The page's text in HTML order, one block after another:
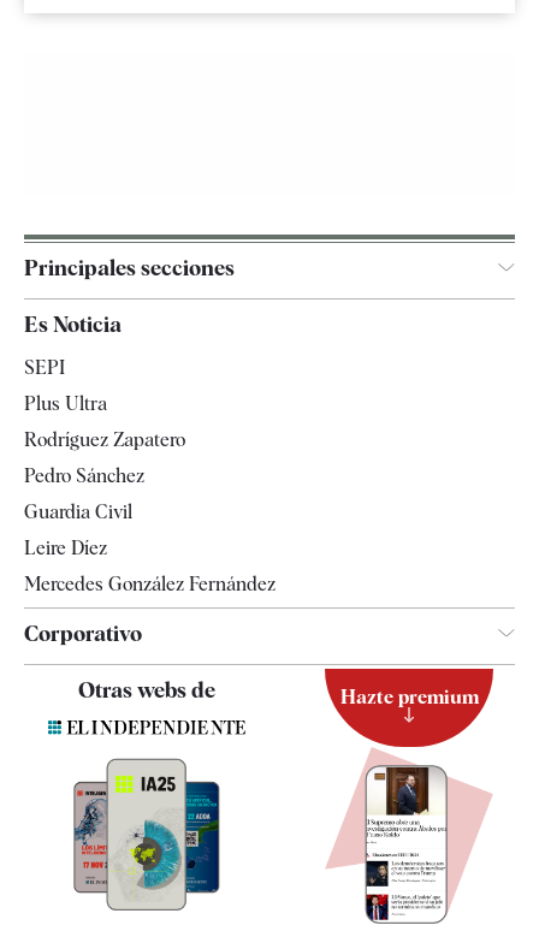
Principales secciones
Televisión
Es Noticia
SEPI
Plus Ultra
Rodríguez Zapatero
Pedro Sánchez
Guardia Civil
Leire Díez
Mercedes González Fernández
Corporativo
Quiénes somos
Especificaciones
Otras webs de Hazte premium